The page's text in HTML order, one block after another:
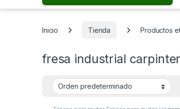
Inicio Tienda Productos
fresa industrial